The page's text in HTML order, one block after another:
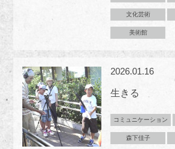
文化芸術
美術館
2026.01.16
生きる
コミュニケーション
森下佳子